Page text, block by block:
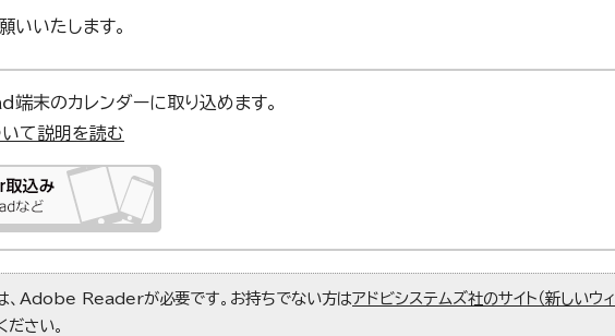
いいたします。
末のカレンダーに取り込めます。
て説明を読む
、Adobe Readerが必要です。お持ちでない方はアドビシステムズ社のサイト（新しいウ
ださい。